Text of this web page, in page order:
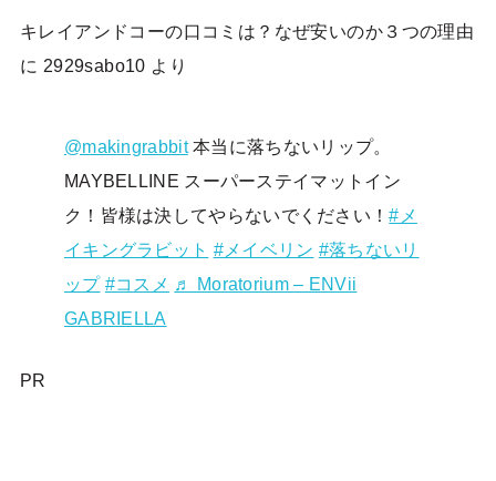
キレイアンドコーの口コミは？なぜ安いのか３つの理由
に 2929sabo10 より
@makingrabbit本当に落ちないリップ。
MAYBELLINE スーパーステイマットイン
ク！皆様は決してやらないでください！#メ
イキングラビット #メイベリン #落ちないリ
ップ #コスメ ♬ Moratorium – ENVii
GABRIELLA
PR